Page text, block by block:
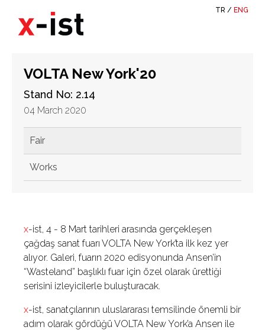
TR / ENG
VOLTA New York'20
Stand No: 2.14
04 March 2020
Fair
Works
x-ist, 4 - 8 Mart tarihleri arasında gerçekleşen
çağdaş sanat fuarı VOLTA New York’ta ilk kez yer
alıyor. Galeri, fuarın 2020 edisyonunda Ansen’in
“Wasteland” başlıklı fuar için özel olarak ürettiği
serisini izleyicilerle buluşturacak.
x-ist, sanatçılarının uluslararası temsilinde önemli bir
adım olarak gördüğü VOLTA New York’a Ansen ile